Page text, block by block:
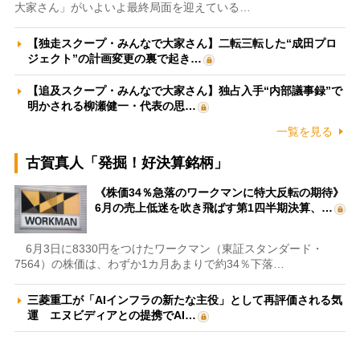
大家さん」がいよいよ最終局面を迎えている…
【独走スクープ・みんなで大家さん】二転三転した“成田プロ
ジェクト”の計画変更の裏で起き…
【追及スクープ・みんなで大家さん】独占入手“内部議事録”で
明かされる柳瀬健一・代表の思…
一覧を見る
古賀真人「発掘！好決算銘柄」
《株価34％急落のワークマンに特大反転の期待》
6月の売上低迷を吹き飛ばす第1四半期決算、…
6月3日に8330円をつけたワークマン（東証スタンダード・
7564）の株価は、わずか1カ月あまりで約34％下落…
三菱重工が「AIインフラの新たな主役」として再評価される気
運 エヌビディアとの提携でAI…